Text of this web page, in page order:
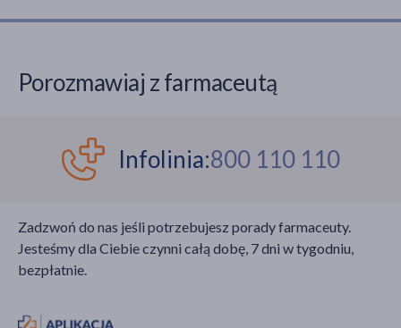
Porozmawiaj z farmaceutą
Infolinia:800 110 110
Zadzwoń do nas jeśli potrzebujesz porady farmaceuty.
Jesteśmy dla Ciebie czynni całą dobę, 7 dni w tygodniu,
bezpłatnie.